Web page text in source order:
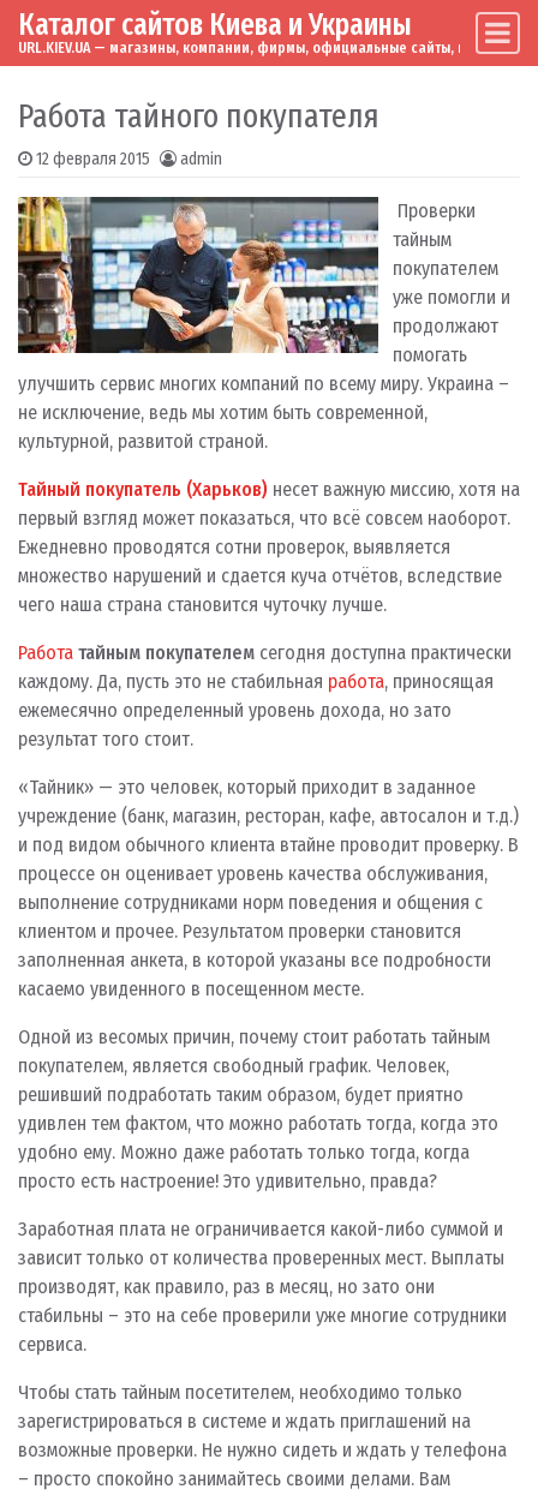
Skip to content
Main Navigation
Каталог сайтов Киева и Украины
URL.KIEV.UA — магазины, компании, фирмы, официальные сайты, мировые
Работа тайного покупателя
12 февраля 2015 admin
Проверки
тайным
покупателем
уже помогли и
продолжают
помогать
улучшить сервис многих компаний по всему миру. Украина –
не исключение, ведь мы хотим быть современной,
культурной, развитой страной.
Тайный покупатель (Харьков) несет важную миссию, хотя на
первый взгляд может показаться, что всё совсем наоборот.
Ежедневно проводятся сотни проверок, выявляется
множество нарушений и сдается куча отчётов, вследствие
чего наша страна становится чуточку лучше.
Работа тайным покупателем сегодня доступна практически
каждому. Да, пусть это не стабильная работа, приносящая
ежемесячно определенный уровень дохода, но зато
результат того стоит.
«Тайник» — это человек, который приходит в заданное
учреждение (банк, магазин, ресторан, кафе, автосалон и т.д.)
и под видом обычного клиента втайне проводит проверку. В
процессе он оценивает уровень качества обслуживания,
выполнение сотрудниками норм поведения и общения с
клиентом и прочее. Результатом проверки становится
заполненная анкета, в которой указаны все подробности
касаемо увиденного в посещенном месте.
Одной из весомых причин, почему стоит работать тайным
покупателем, является свободный график. Человек,
решивший подработать таким образом, будет приятно
удивлен тем фактом, что можно работать тогда, когда это
удобно ему. Можно даже работать только тогда, когда
просто есть настроение! Это удивительно, правда?
Заработная плата не ограничивается какой-либо суммой и
зависит только от количества проверенных мест. Выплаты
производят, как правило, раз в месяц, но зато они
стабильны – это на себе проверили уже многие сотрудники
сервиса.
Чтобы стать тайным посетителем, необходимо только
зарегистрироваться в системе и ждать приглашений на
возможные проверки. Не нужно сидеть и ждать у телефона
– просто спокойно занимайтесь своими делами. Вам